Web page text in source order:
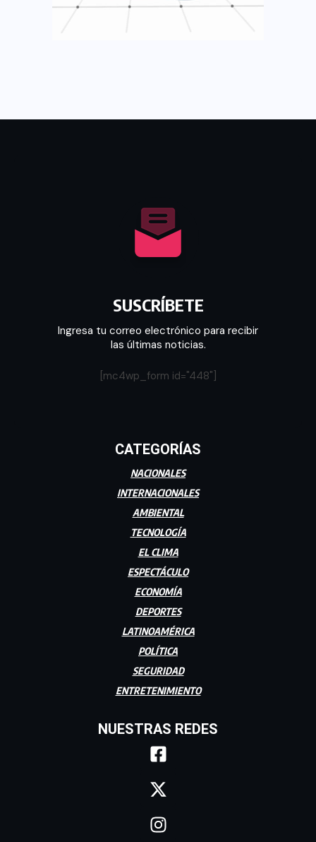
SUSCRÍBETE
Ingresa tu correo electrónico para recibir
las últimas noticias.
[mc4wp_form id="448"]
CATEGORÍAS
NACIONALES
INTERNACIONALES
AMBIENTAL
TECNOLOGÍA
EL CLIMA
ESPECTÁCULO
ECONOMÍA
DEPORTES
LATINOAMÉRICA
POLÍTICA
SEGURIDAD
ENTRETENIMIENTO
NUESTRAS REDES